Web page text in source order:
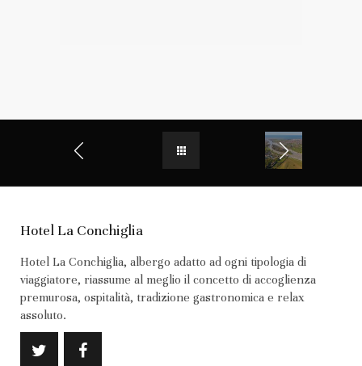
Hotel La Conchiglia
Hotel La Conchiglia, albergo adatto ad ogni tipologia di
viaggiatore, riassume al meglio il concetto di accoglienza
premurosa, ospitalità, tradizione gastronomica e relax
assoluto.